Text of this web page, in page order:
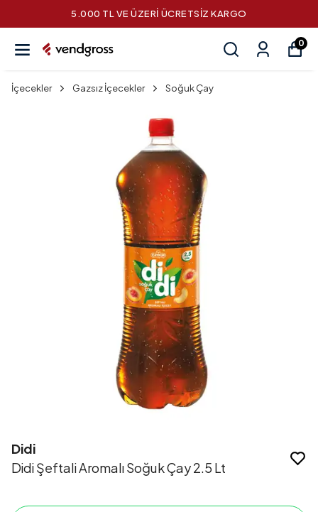
5.000 TL VE ÜZERİ ÜCRETSİZ KARGO
0
İçecekler Gazsız İçecekler Soğuk Çay
Didi
Didi Şeftali Aromalı Soğuk Çay 2.5 Lt